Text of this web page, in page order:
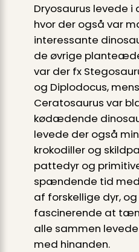
Dryosaurus levede i
hvor der også var
interessante
de øvrige
var der fx
og Diplodocus,
Ceratosaurus var
kødædende
levede der også
krokodiller og
pattedyr og
spændende tid
af forskellige dyr,
fascinerende at
alle sammen
med hinanden.